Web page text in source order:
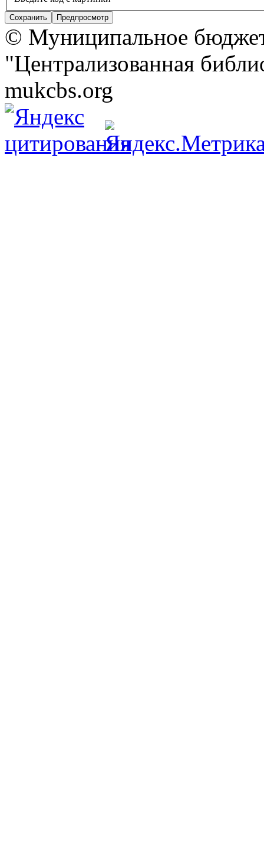
© Муниципальное
"Централизованная
mukcbs.org